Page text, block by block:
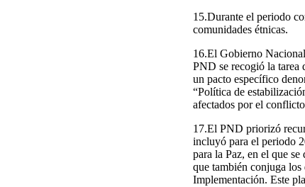
15.Durante el periodo
comunidades étnicas.
16.El Gobierno
PND se recogió la tarea
un pacto específico
“Política de
afectados por el
17.El PND priorizó
incluyó para el periodo
para la Paz, en el que
que también conjuga
Implementación. Este